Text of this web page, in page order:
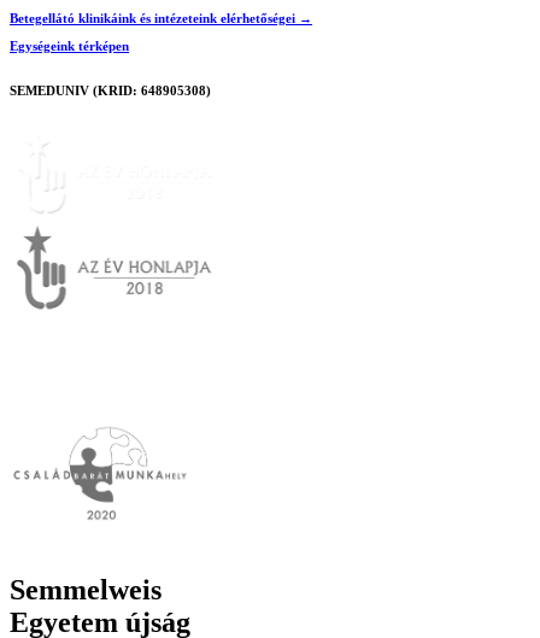
Betegellátó klinikáink és intézeteink elérhetőségei →
Egységeink térképen
SEMEDUNIV (KRID: 648905308)
Semmelweis
Egyetem újság